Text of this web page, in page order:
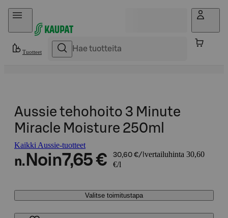
Hyppää sisältöön
Tuotteet
Aussie tehohoito 3 Minute
Miracle Moisture 250ml
Kaikki Aussie-tuotteet
n. Noin7,65 € 30,60 €/l vertailuhinta 30,60
€/l
Valitse toimitustapa